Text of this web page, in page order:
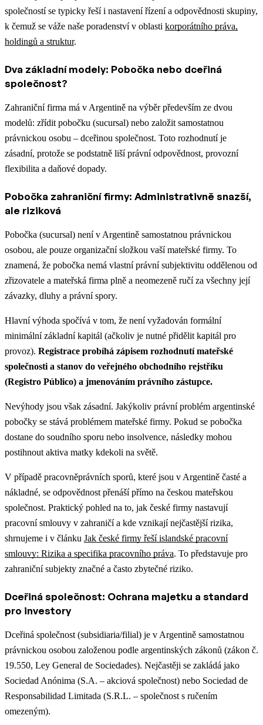
společností se typicky řeší i nastavení řízení a odpovědnosti skupiny,
k čemuž se váže naše poradenství v oblasti korporátního práva,
holdingů a struktur.
Dva základní modely: Pobočka nebo dceřiná
společnost?
Zahraniční firma má v Argentině na výběr především ze dvou
modelů: zřídit pobočku (sucursal) nebo založit samostatnou
právnickou osobu – dceřinou společnost. Toto rozhodnutí je
zásadní, protože se podstatně liší právní odpovědnost, provozní
flexibilita a daňové dopady.
Pobočka zahraniční firmy: Administrativně snazší,
ale riziková
Pobočka (sucursal) není v Argentině samostatnou právnickou
osobou, ale pouze organizační složkou vaší mateřské firmy. To
znamená, že pobočka nemá vlastní právní subjektivitu oddělenou od
zřizovatele a mateřská firma plně a neomezeně ručí za všechny její
závazky, dluhy a právní spory.
Hlavní výhoda spočívá v tom, že není vyžadován formální
minimální základní kapitál (ačkoliv je nutné přidělit kapitál pro
provoz). Registrace probíhá zápisem rozhodnutí mateřské
společnosti a stanov do veřejného obchodního rejstříku
(Registro Público) a jmenováním právního zástupce.
Nevýhody jsou však zásadní. Jakýkoliv právní problém argentinské
pobočky se stává problémem mateřské firmy. Pokud se pobočka
dostane do soudního sporu nebo insolvence, následky mohou
postihnout aktiva matky kdekoli na světě.
V případě pracovněprávních sporů, které jsou v Argentině časté a
nákladné, se odpovědnost přenáší přímo na českou mateřskou
společnost. Praktický pohled na to, jak české firmy nastavují
pracovní smlouvy v zahraničí a kde vznikají nejčastější rizika,
shrnujeme i v článku Jak české firmy řeší islandské pracovní
smlouvy: Rizika a specifika pracovního práva. To představuje pro
zahraniční subjekty značné a často zbytečné riziko.
Dceřiná společnost: Ochrana majetku a standard
pro investory
Dceřiná společnost (subsidiaria/filial) je v Argentině samostatnou
právnickou osobou založenou podle argentinských zákonů (zákon č.
19.550, Ley General de Sociedades). Nejčastěji se zakládá jako
Sociedad Anónima (S.A. – akciová společnost) nebo Sociedad de
Responsabilidad Limitada (S.R.L. – společnost s ručením
omezeným).